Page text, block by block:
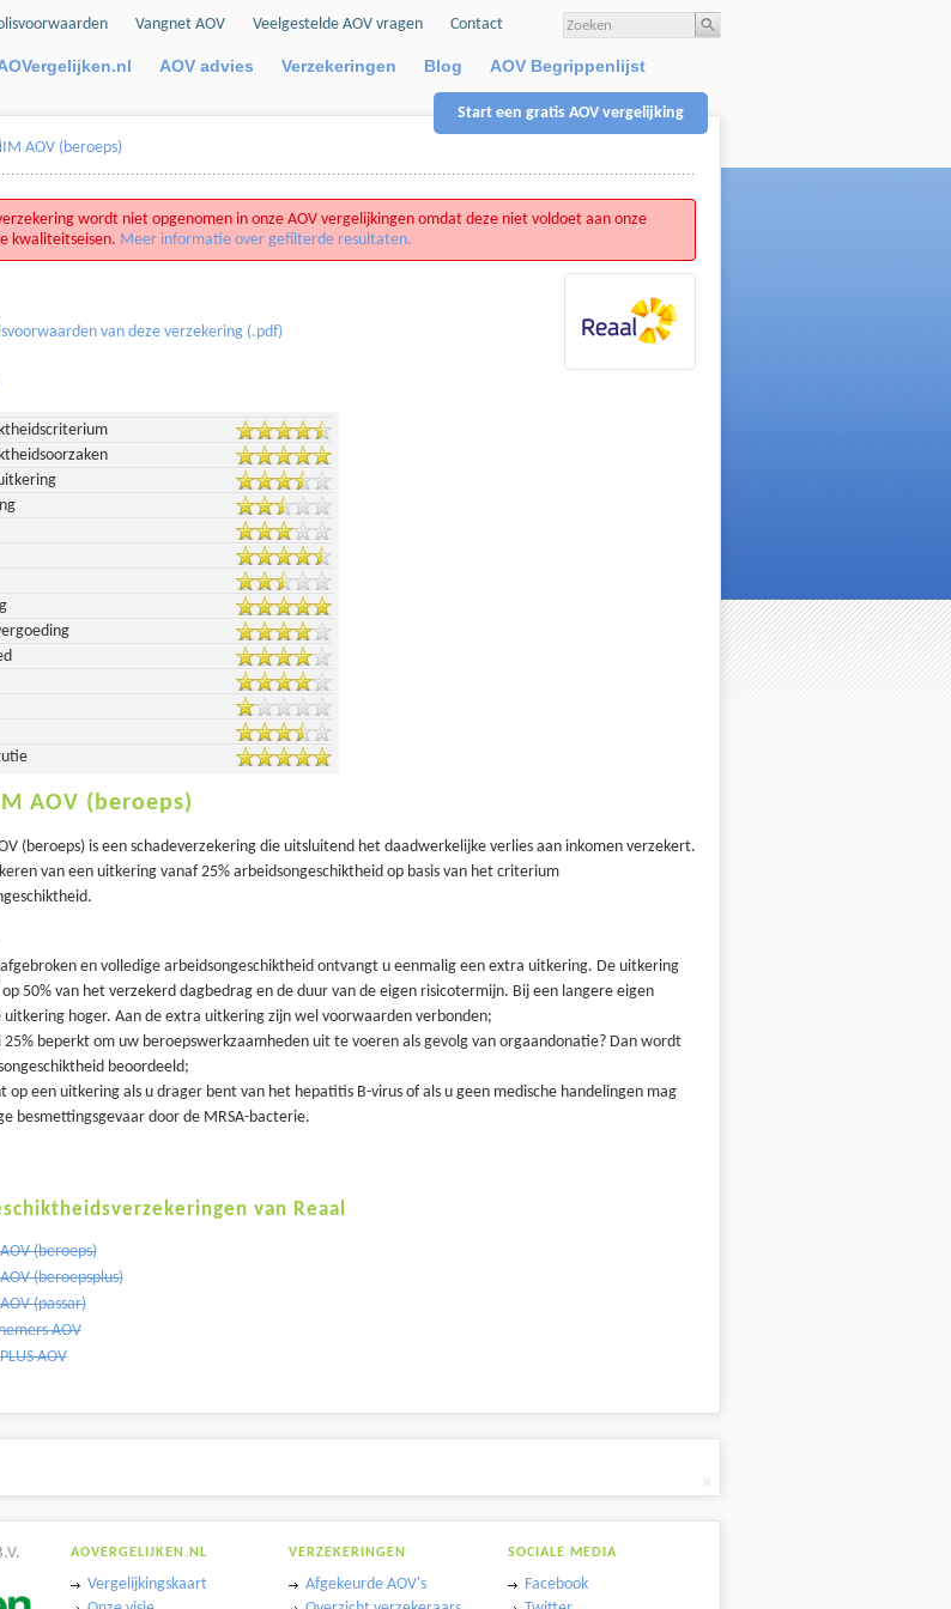
Vangnet AOV Veelgestelde AOV vragen Contact
AOV advies Verzekeringen Blog AOV Begrippenlijst
Start een gratis AOV vergelijking
AOV (beroeps)
wordt niet opgenomen in onze AOV vergelijkingen omdat deze niet voldoet aan onze
kwaliteitseisen. Meer informatie over gefilterde resultaten.
van deze verzekering (.pdf)
AOV (beroeps)
(beroeps) is een schadeverzekering die uitsluitend het daadwerkelijke verlies aan inkomen verzekert.
van een uitkering vanaf 25% arbeidsongeschiktheid op basis van het criterium
en volledige arbeidsongeschiktheid ontvangt u eenmalig een extra uitkering. De uitkering
50% van het verzekerd dagbedrag en de duur van de eigen risicotermijn. Bij een langere eigen
uitkering hoger. Aan de extra uitkering zijn wel voorwaarden verbonden;
beperkt om uw beroepswerkzaamheden uit te voeren als gevolg van orgaandonatie? Dan wordt
beoordeeld;
op een uitkering als u drager bent van het hepatitis B-virus of als u geen medische handelingen mag
besmettingsgevaar door de MRSA-bacterie.
van Reaal
(beroeps)
(beroepsplus)
(passar)
AOV
AOV
»
AOVERGELIJKEN.NL
Vergelijkingskaart
VERZEKERINGEN
Afgekeurde AOV's
SOCIALE MEDIA
Facebook